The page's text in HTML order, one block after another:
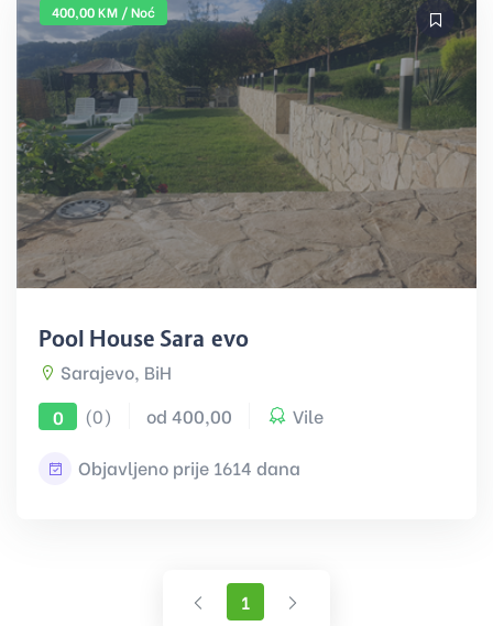
400,00 KM / Noć
Pool House Sarajevo
Sarajevo, BiH
0
(0) od 400,00 Vile
Objavljeno prije 1614 dana
Prethodna
1